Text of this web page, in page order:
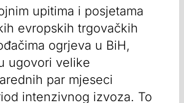
upitima i posjetama
evropskih trgovačkih
ogrjeva u BiH,
ugovori velike
par mjeseci
intenzivnog izvoza. To